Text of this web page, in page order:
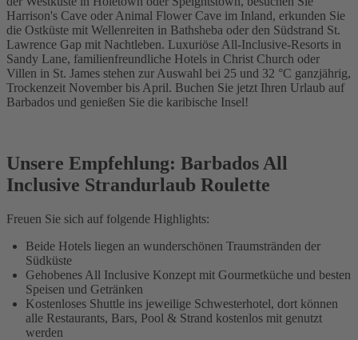
Harrison's Cave oder Animal Flower Cave im Inland, erkunden Sie
die Ostküste mit Wellenreiten in Bathsheba oder den Südstrand St.
Lawrence Gap mit Nachtleben. Luxuriöse All-Inclusive-Resorts in
Sandy Lane, familienfreundliche Hotels in Christ Church oder
Villen in St. James stehen zur Auswahl bei 25 und 32 °C ganzjährig,
Trockenzeit November bis April. Buchen Sie jetzt Ihren Urlaub auf
Barbados und genießen Sie die karibische Insel!
Unsere Empfehlung: Barbados All
Inclusive Strandurlaub Roulette
Freuen Sie sich auf folgende Highlights:
Beide Hotels liegen an wunderschönen Traumstränden der
Südküste
Gehobenes All Inclusive Konzept mit Gourmetküche und besten
Speisen und Getränken
Kostenloses Shuttle ins jeweilige Schwesterhotel, dort können
alle Restaurants, Bars, Pool & Strand kostenlos mit genutzt
werden